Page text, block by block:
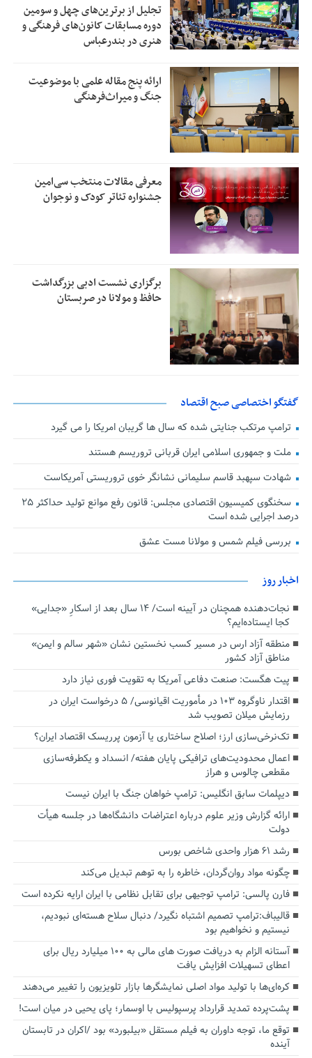
تجلیل از بر‌ترین‌های چهل و سومین
دوره مسابقات کانون‌های فرهنگی و
هنری در بندرعباس
ارائه پنج مقاله علمی با موضوعیت
جنگ و میراث‌فرهنگی
معرفی مقالات منتخب سی‌امین
جشنواره تئاتر کودک و نوجوان
برگزاری نشست ادبی بزرگداشت
حافظ و مولانا در صربستان
گفتگو اختصاصی صبح اقتصاد
ترامپ مرتکب جنایتی شده که سال ها گریبان امریکا را می گیرد
ملت و جمهوری اسلامی ایران قربانی تروریسم هستند
شهادت سپهبد قاسم سلیمانی نشانگر خوی تروریستی آمریکاست
سخنگوی کمیسیون اقتصادی مجلس: قانون رفع موانع تولید حداکثر ۲۵
درصد اجرایی شده است
بررسی فیلم شمس و مولانا مست عشق
اخبار روز
نجات‌دهنده‌ همچنان در آیینه است/ ۱۴ سال بعد از اسکارِ «جدایی»
کجا ایستاده‌ایم؟
منطقه آزاد ارس در مسیر کسب نخستین نشان «شهر سالم و ایمن»
مناطق آزاد کشور
پیت هگست: صنعت دفاعی آمریکا به تقویت فوری نیاز دارد
اقتدار ناوگروه ۱۰۳ در مأموریت‌ اقیانوسی/ ۵ درخواست ایران در
رزمایش میلان تصویب شد
تک‌نرخی‌سازی ارز؛ اصلاح ساختاری یا آزمون پرریسک اقتصاد ایران؟
اعمال محدودیت‌های ترافیکی پایان هفته/ انسداد و یکطرفه‌سازی
مقطعی چالوس و هراز
دیپلمات سابق انگلیس:‌ ترامپ خواهان جنگ با ایران نیست
ارائه گزارش وزیر علوم درباره اعتراضات دانشگاه‌ها در جلسه هیأت
دولت
رشد ۶۱ هزار واحدی شاخص بورس
چگونه مواد روان‌گردان، خاطره را به توهم تبدیل می‌کند
فارن پالسی: ترامپ توجیهی برای تقابل نظامی با ایران ارایه نکرده است
قالیباف:ترامپ تصمیم اشتباه نگیرد/ دنبال سلاح هسته‌ای نبودیم،
نیستیم و نخواهیم بود
آستانه الزام به دریافت صورت های مالی به ۱۰۰ میلیارد ریال برای
اعطای تسهیلات افزایش یافت
کره‌ای‌ها با تولید مواد اصلی نمایشگرها بازار تلویزیون را تغییر می‌دهند
پشت‌پرده تمدید قرارداد پرسپولیس با اوسمار؛ پای یحیی در میان است!
توقع ما، توجه داوران به فیلم مستقل «بیلبورد» بود /اکران در تابستان
آینده